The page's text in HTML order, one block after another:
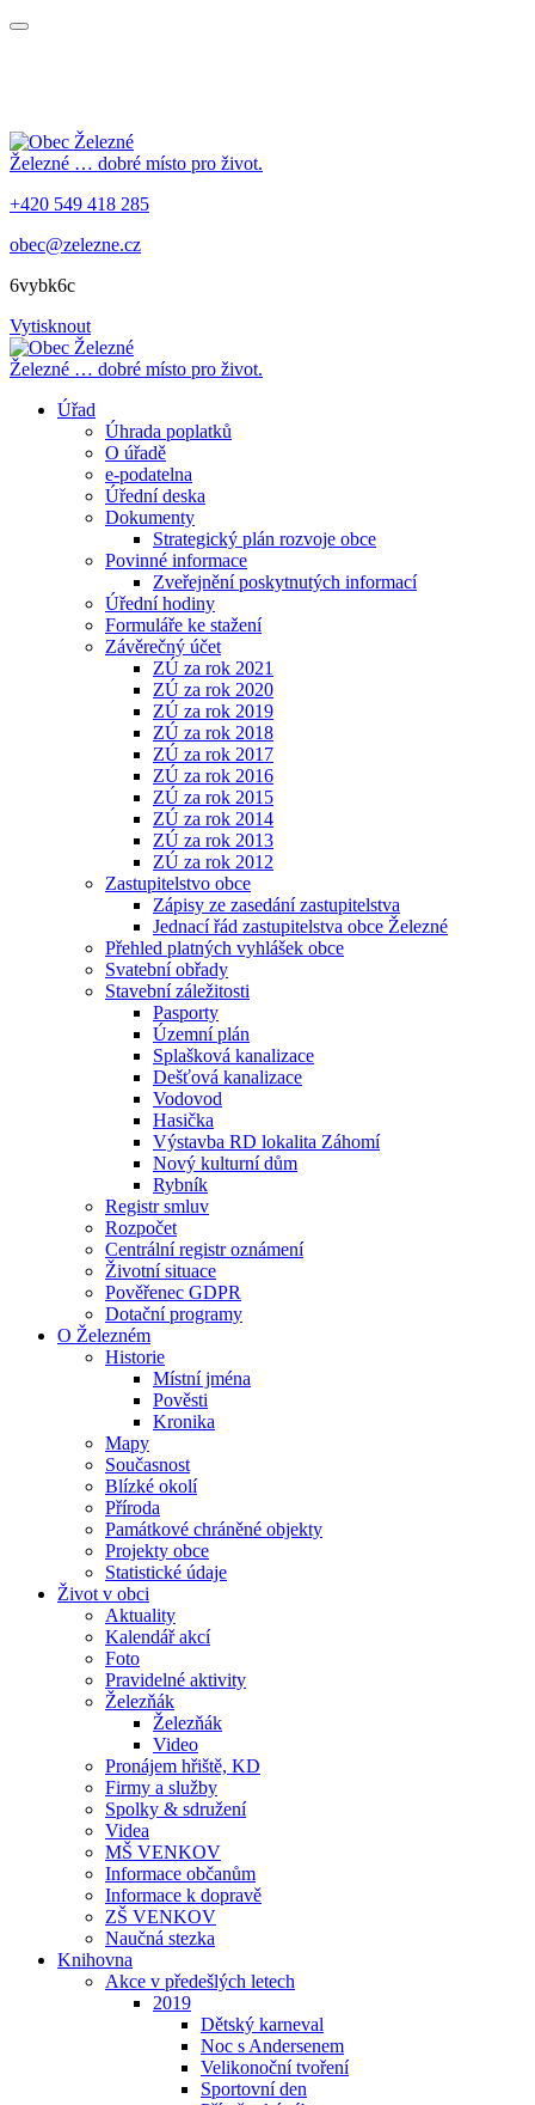
Železné … dobré místo pro život.
+420 549 418 285
obec@zelezne.cz
6vybk6c
Vytisknout
Železné … dobré místo pro život.
Úřad
Úhrada poplatků
O úřadě
e-podatelna
Úřední deska
Dokumenty
Strategický plán rozvoje obce
Povinné informace
Zveřejnění poskytnutých informací
Úřední hodiny
Formuláře ke stažení
Závěrečný účet
ZÚ za rok 2021
ZÚ za rok 2020
ZÚ za rok 2019
ZÚ za rok 2018
ZÚ za rok 2017
ZÚ za rok 2016
ZÚ za rok 2015
ZÚ za rok 2014
ZÚ za rok 2013
ZÚ za rok 2012
Zastupitelstvo obce
Zápisy ze zasedání zastupitelstva
Jednací řád zastupitelstva obce Železné
Přehled platných vyhlášek obce
Svatební obřady
Stavební záležitosti
Pasporty
Územní plán
Splašková kanalizace
Dešťová kanalizace
Vodovod
Hasička
Výstavba RD lokalita Záhomí
Nový kulturní dům
Rybník
Registr smluv
Rozpočet
Centrální registr oznámení
Životní situace
Pověřenec GDPR
Dotační programy
O Železném
Historie
Místní jména
Pověsti
Kronika
Mapy
Současnost
Blízké okolí
Příroda
Památkové chráněné objekty
Projekty obce
Statistické údaje
Život v obci
Aktuality
Kalendář akcí
Foto
Pravidelné aktivity
Železňák
Železňák
Video
Pronájem hřiště, KD
Firmy a služby
Spolky & sdružení
Videa
MŠ VENKOV
Informace občanům
Informace k dopravě
ZŠ VENKOV
Naučná stezka
Knihovna
Akce v předešlých letech
2019
Dětský karneval
Noc s Andersenem
Velikonoční tvoření
Sportovní den